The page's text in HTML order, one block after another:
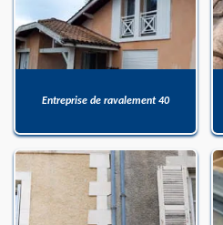
Entreprise de ravalement 40